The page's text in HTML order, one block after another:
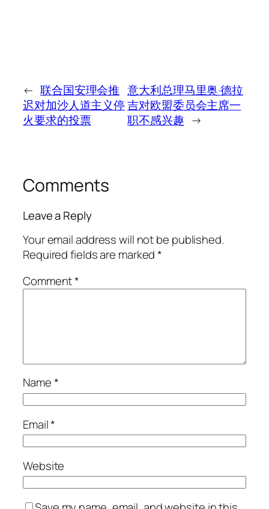
← 联合国安理会推
迟对加沙人道主义停
火要求的投票
意大利总理马里奥·德拉
吉对欧盟委员会主席一
职不感兴趣 →
Comments
Leave a Reply
Your email address will not be published.
Required fields are marked*
Comment*
Name*
Email*
Website